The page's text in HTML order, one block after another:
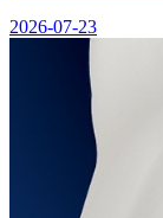
2026-07-23